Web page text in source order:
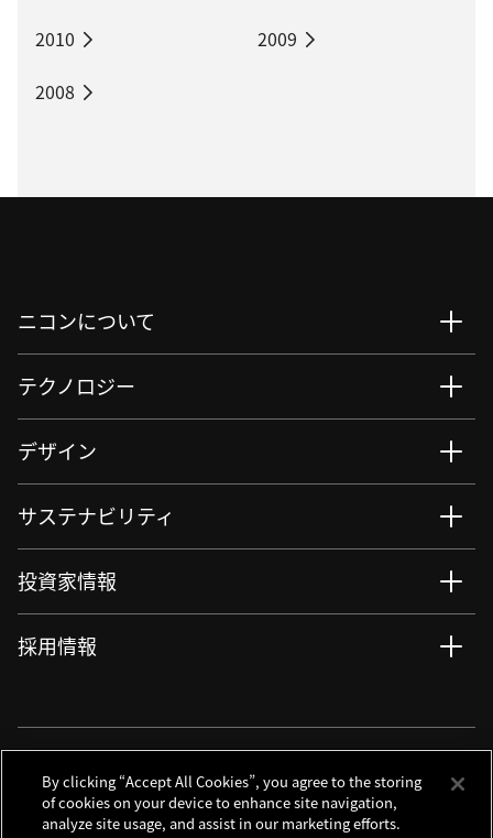
2010
2009
2008
ニコンについて
テクノロジー
デザイン
サステナビリティ
投資家情報
採用情報
By clicking “Accept All Cookies”, you agree to the storing
of cookies on your device to enhance site navigation,
analyze site usage, and assist in our marketing efforts.